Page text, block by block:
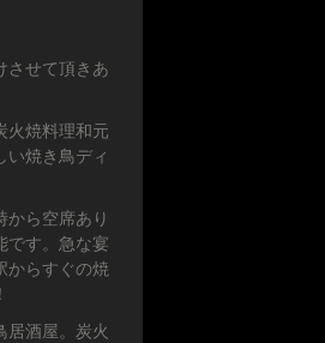
させて頂きあ
焼料理和元
い焼き鳥ディ
ら空席あり
です。急な宴
からすぐの焼
居酒屋。炭火